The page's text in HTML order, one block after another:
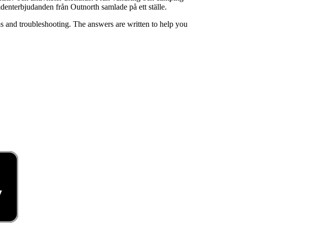
från Outnorth samlade på ett ställe.
troubleshooting. The answers are written to help you